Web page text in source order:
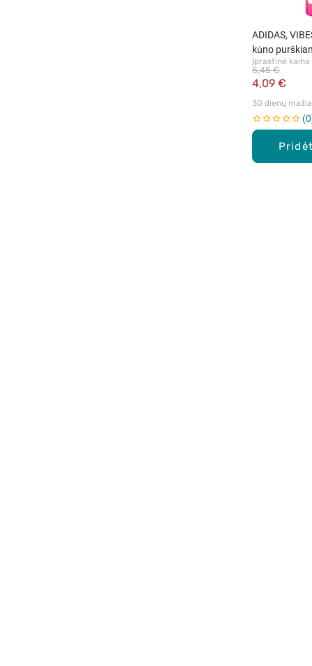
ADIDAS,
kūno
moterims, 150
Įprastinė kaina
4,09 €
5,45 €
30 dienų
0